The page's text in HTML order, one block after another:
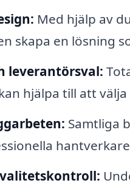
Med hjälp av
skapa en lösning
leverantörsval:
hjälpa till att
Samtliga